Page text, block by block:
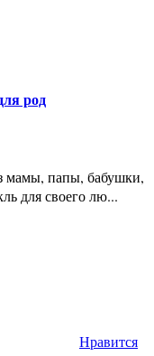
род
мамы, папы, бабушки,
для своего лю...
Нравится